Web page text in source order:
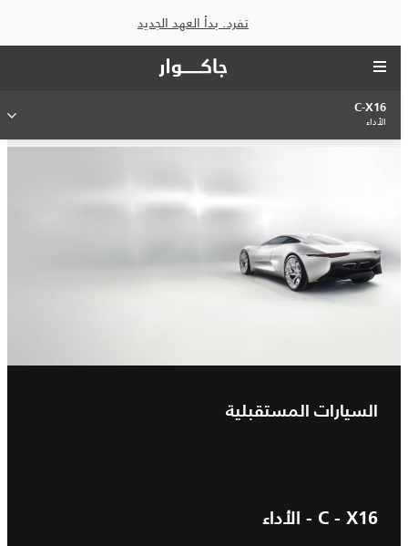
تفرد. بدأ العهد الجديد
C-X16
الأداء
السيارات المستقبلية
C - X16 - الأداء